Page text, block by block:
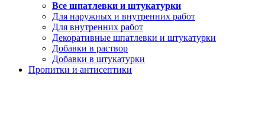
Все шпатлевки и штукатурки
Для наружных и внутренних работ
Для внутренних работ
Декоративные шпатлевки и штукатурки
Добавки в раствор
Добавки в штукатурки
Пропитки и антисептики